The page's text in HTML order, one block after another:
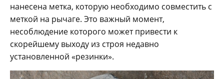
нанесена метка, которую необходимо совместить с
меткой на рычаге. Это важный момент,
несоблюдение которого может привести к
скорейшему выходу из строя недавно
установленной «резинки».